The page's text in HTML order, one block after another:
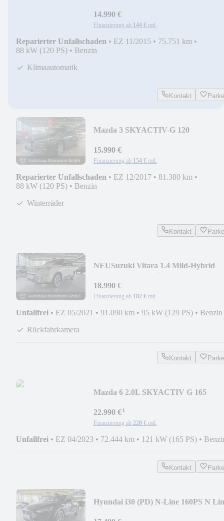
14.990 €
Finanzierung ab 144 € mtl.
Reparierter Unfallschaden • EZ 11/2015 • 75.751 km •
88 kW (120 PS) • Benzin
Klimaautomatik
Kontakt
Mazda 3 SKYACTIV-G 120
15.990 €
Finanzierung ab 154 € mtl.
Reparierter Unfallschaden • EZ 12/2017 • 81.380 km •
88 kW (120 PS) • Benzin
Winterräder
Kontakt
NEUSuzuki Vitara 1.4 Mild-Hybrid
18.990 €
Finanzierung ab 182 € mtl.
Unfallfrei • EZ 05/2021 • 91.090 km • 95 kW (129 PS) • Benzin
Rückfahrkamera
Kontakt
Mazda 6 2.0L SKYACTIV G 165
22.990 €¹
Finanzierung ab 220 € mtl.
Unfallfrei • EZ 04/2023 • 72.444 km • 121 kW (165 PS) •
Kontakt
Hyundai i30 (PD) N-Line 160PS N